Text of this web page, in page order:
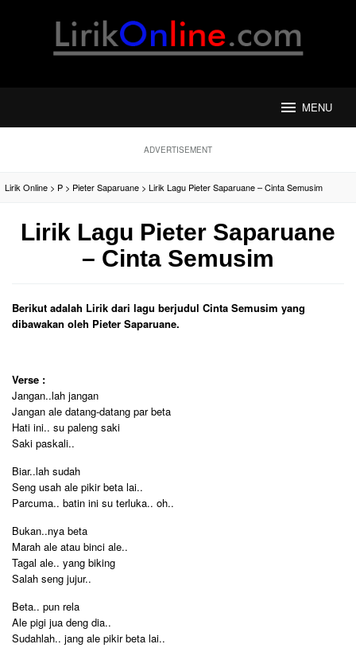
MENU
ADVERTISEMENT
Lirik Online > P > Pieter Saparuane > Lirik Lagu Pieter Saparuane – Cinta Semusim
Lirik Lagu Pieter Saparuane
– Cinta Semusim
Berikut adalah Lirik dari lagu berjudul Cinta Semusim yang
dibawakan oleh Pieter Saparuane.
Verse :
Jangan..lah jangan
Jangan ale datang-datang par beta
Hati ini.. su paleng saki
Saki paskali..
Biar..lah sudah
Seng usah ale pikir beta lai..
Parcuma.. batin ini su terluka.. oh..
Bukan..nya beta
Marah ale atau binci ale..
Tagal ale.. yang biking
Salah seng jujur..
Beta.. pun rela
Ale pigi jua deng dia..
Sudahlah.. jang ale pikir beta lai..